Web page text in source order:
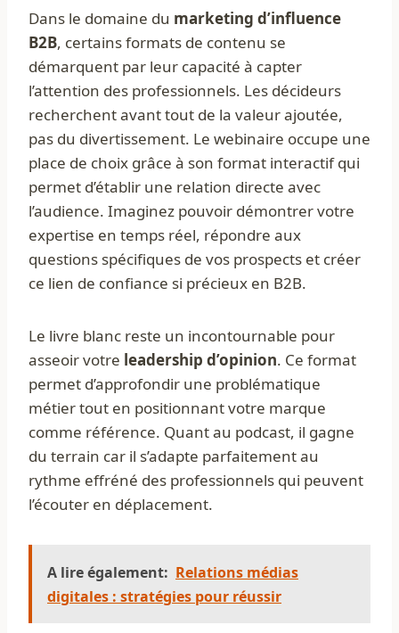
Dans le domaine du marketing d’influence
B2B, certains formats de contenu se
démarquent par leur capacité à capter
l’attention des professionnels. Les décideurs
recherchent avant tout de la valeur ajoutée,
pas du divertissement. Le webinaire occupe une
place de choix grâce à son format interactif qui
permet d’établir une relation directe avec
l’audience. Imaginez pouvoir démontrer votre
expertise en temps réel, répondre aux
questions spécifiques de vos prospects et créer
ce lien de confiance si précieux en B2B.
Le livre blanc reste un incontournable pour
asseoir votre leadership d’opinion. Ce format
permet d’approfondir une problématique
métier tout en positionnant votre marque
comme référence. Quant au podcast, il gagne
du terrain car il s’adapte parfaitement au
rythme effréné des professionnels qui peuvent
l’écouter en déplacement.
A lire également: Relations médias
digitales : stratégies pour réussir